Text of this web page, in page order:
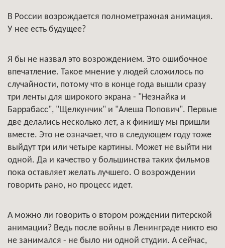
В России возрождается полнометражная анимация.
У нее есть будущее?
Я бы не назвал это возрождением. Это ошибочное
впечатление. Такое мнение у людей сложилось по
случайности, потому что в конце года вышли сразу
три ленты для широкого экрана - "Незнайка и
Баррабасс", "Щелкунчик" и "Алеша Попович". Первые
две делались несколько лет, а к финишу мы пришли
вместе. Это не означает, что в следующем году тоже
выйдут три или четыре картины. Может не выйти ни
одной. Да и качество у большинства таких фильмов
пока оставляет желать лучшего. О возрождении
говорить рано, но процесс идет.
А можно ли говорить о втором рождении питерской
анимации? Ведь после войны в Ленинграде никто ею
не занимался - не было ни одной студии. А сейчас,